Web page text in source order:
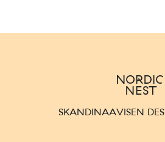
SKANDINAAVISEN